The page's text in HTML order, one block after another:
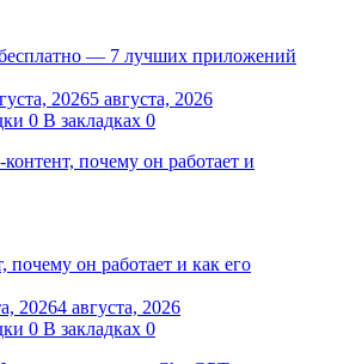
— 7 лучших приложений
20265 августа, 2026
0 В закладках 0
почему он работает и как его
20264 августа, 2026
0 В закладках 0